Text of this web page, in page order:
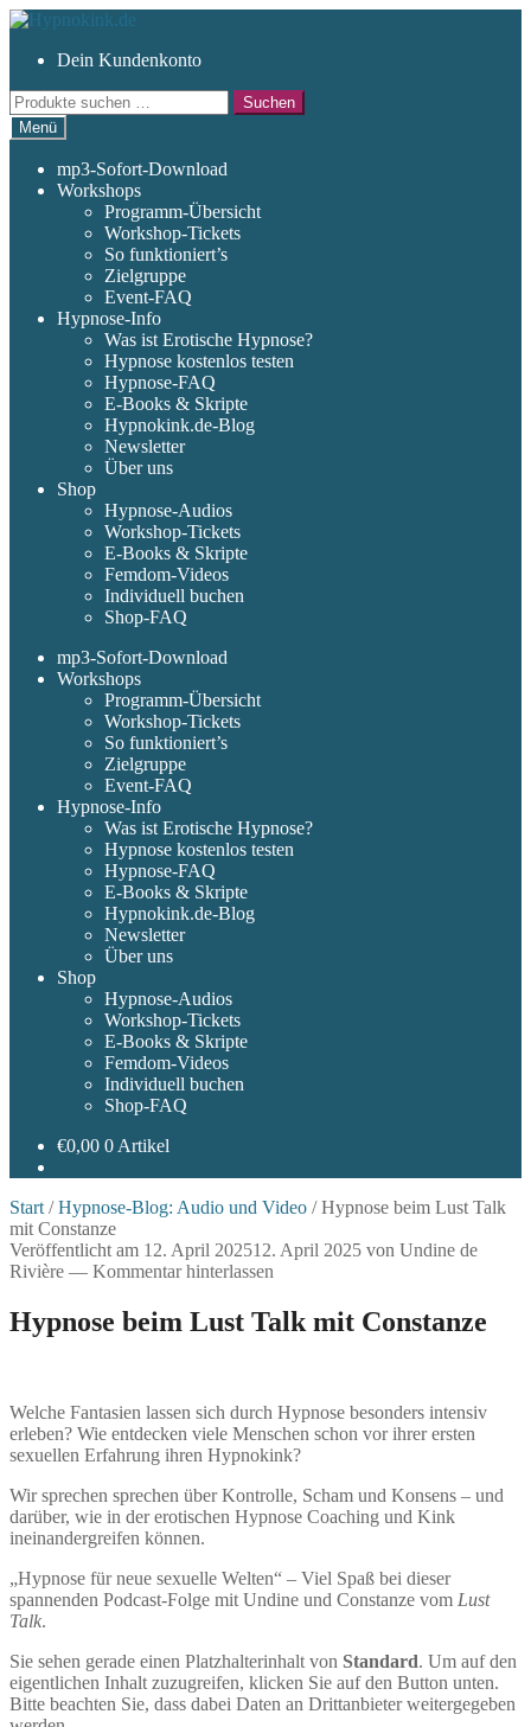
Zur
springen
Zum
springenDein Kundenkonto
Suchen
nach:
Suchen
Menü
mp3-Sofort-Download
Workshops
Programm-Übersicht
Workshop-Tickets
So funktioniert’s
Zielgruppe
Event-FAQ
Hypnose-Info
Was ist Erotische Hypnose?
Hypnose kostenlos testen
Hypnose-FAQ
E-Books & Skripte
Hypnokink.de-Blog
Newsletter
Über uns
Shop
Hypnose-Audios
Workshop-Tickets
E-Books & Skripte
Femdom-Videos
Individuell buchen
Shop-FAQ
mp3-Sofort-Download
Workshops
Programm-Übersicht
Workshop-Tickets
So funktioniert’s
Zielgruppe
Event-FAQ
Hypnose-Info
Was ist Erotische Hypnose?
Hypnose kostenlos testen
Hypnose-FAQ
E-Books & Skripte
Hypnokink.de-Blog
Newsletter
Über uns
Shop
Hypnose-Audios
Workshop-Tickets
E-Books & Skripte
Femdom-Videos
Individuell buchen
Shop-FAQ
€0,00 0 Artikel
Start /Hypnose-Blog: Audio und Video /Hypnose beim Lust Talk
mit Constanze
Veröffentlicht am 12. April 202512. April 2025 von Undine de
Rivière — Kommentar hinterlassen
Hypnose beim Lust Talk mit Constanze
Welche Fantasien lassen sich durch Hypnose besonders intensiv
erleben? Wie entdecken viele Menschen schon vor ihrer ersten
sexuellen Erfahrung ihren Hypnokink?
Wir sprechen sprechen über Kontrolle, Scham und Konsens – und
darüber, wie in der erotischen Hypnose Coaching und Kink
ineinandergreifen können.
„Hypnose für neue sexuelle Welten“ – Viel Spaß bei dieser
spannenden Podcast-Folge mit Undine und Constanze vom Lust
Talk.
Sie sehen gerade einen Platzhalterinhalt von Standard. Um auf den
eigentlichen Inhalt zuzugreifen, klicken Sie auf den Button unten.
Bitte beachten Sie, dass dabei Daten an Drittanbieter weitergegeben